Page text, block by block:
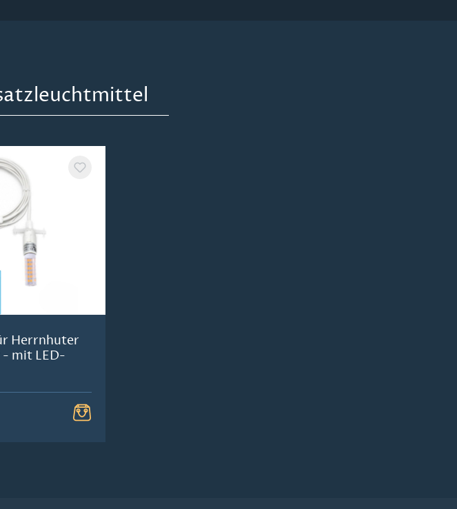
Herrnhuter
- mit LED-